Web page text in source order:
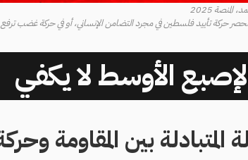
2025
حركة تأييد فلسطين في مجرد التضامن الإنساني، أو في حركة غضب ترفع
الأوسط لا يكفي
المتبادلة بين المقاومة